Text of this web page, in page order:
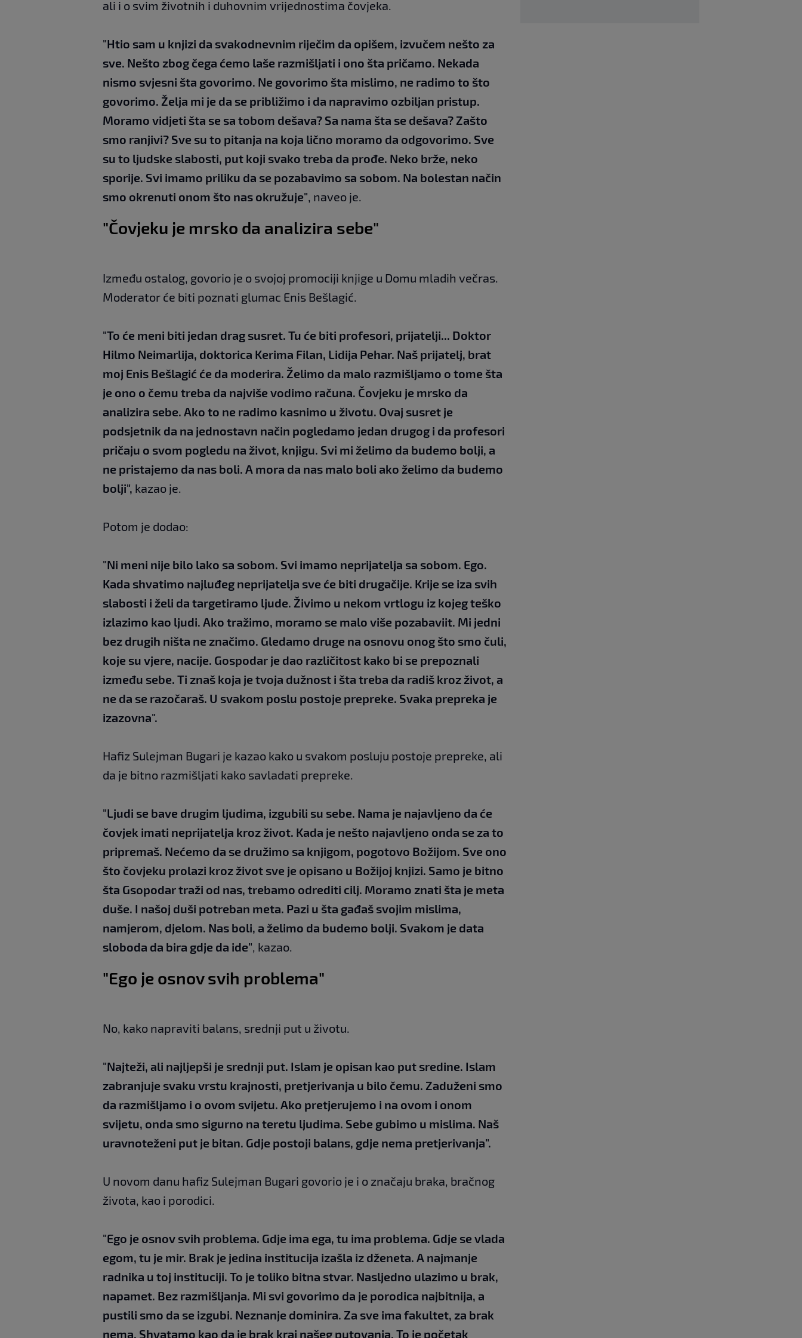
ali i o svim životnih i duhovnim vrijednostima čovjeka.
"Htio sam u knjizi da svakodnevnim riječim da opišem, izvučem nešto za
sve. Nešto zbog čega ćemo laše razmišljati i ono šta pričamo. Nekada
nismo svjesni šta govorimo. Ne govorimo šta mislimo, ne radimo to što
govorimo. Želja mi je da se približimo i da napravimo ozbiljan pristup.
Moramo vidjeti šta se sa tobom dešava? Sa nama šta se dešava? Zašto
smo ranjivi? Sve su to pitanja na koja lično moramo da odgovorimo. Sve
su to ljudske slabosti, put koji svako treba da prođe. Neko brže, neko
sporije. Svi imamo priliku da se pozabavimo sa sobom. Na bolestan način
smo okrenuti onom što nas okružuje", naveo je.
"Čovjeku je mrsko da analizira sebe"
Između ostalog, govorio je o svojoj promociji knjige u Domu mladih večras.
Moderator će biti poznati glumac Enis Bešlagić.
"To će meni biti jedan drag susret. Tu će biti profesori, prijatelji... Doktor
Hilmo Neimarlija, doktorica Kerima Filan, Lidija Pehar. Naš prijatelj, brat
moj Enis Bešlagić će da moderira. Želimo da malo razmišljamo o tome šta
je ono o čemu treba da najviše vodimo računa. Čovjeku je mrsko da
analizira sebe. Ako to ne radimo kasnimo u životu. Ovaj susret je
podsjetnik da na jednostavn način pogledamo jedan drugog i da profesori
pričaju o svom pogledu na život, knjigu. Svi mi želimo da budemo bolji, a
ne pristajemo da nas boli. A mora da nas malo boli ako želimo da budemo
bolji", kazao je.
Potom je dodao:
"Ni meni nije bilo lako sa sobom. Svi imamo neprijatelja sa sobom. Ego.
Kada shvatimo najluđeg neprijatelja sve će biti drugačije. Krije se iza svih
slabosti i želi da targetiramo ljude. Živimo u nekom vrtlogu iz kojeg teško
izlazimo kao ljudi. Ako tražimo, moramo se malo više pozabaviit. Mi jedni
bez drugih ništa ne značimo. Gledamo druge na osnovu onog što smo čuli,
koje su vjere, nacije. Gospodar je dao različitost kako bi se prepoznali
između sebe. Ti znaš koja je tvoja dužnost i šta treba da radiš kroz život, a
ne da se razočaraš. U svakom poslu postoje prepreke. Svaka prepreka je
izazovna".
Hafiz Sulejman Bugari je kazao kako u svakom posluju postoje prepreke, ali
da je bitno razmišljati kako savladati prepreke.
"Ljudi se bave drugim ljudima, izgubili su sebe. Nama je najavljeno da će
čovjek imati neprijatelja kroz život. Kada je nešto najavljeno onda se za to
pripremaš. Nećemo da se družimo sa knjigom, pogotovo Božijom. Sve ono
što čovjeku prolazi kroz život sve je opisano u Božijoj knjizi. Samo je bitno
šta Gsopodar traži od nas, trebamo odrediti cilj. Moramo znati šta je meta
duše. I našoj duši potreban meta. Pazi u šta gađaš svojim mislima,
namjerom, djelom. Nas boli, a želimo da budemo bolji. Svakom je data
sloboda da bira gdje da ide", kazao.
"Ego je osnov svih problema"
No, kako napraviti balans, srednji put u životu.
"Najteži, ali najljepši je srednji put. Islam je opisan kao put sredine. Islam
zabranjuje svaku vrstu krajnosti, pretjerivanja u bilo čemu. Zaduženi smo
da razmišljamo i o ovom svijetu. Ako pretjerujemo i na ovom i onom
svijetu, onda smo sigurno na teretu ljudima. Sebe gubimo u mislima. Naš
uravnoteženi put je bitan. Gdje postoji balans, gdje nema pretjerivanja".
U novom danu hafiz Sulejman Bugari govorio je i o značaju braka, bračnog
života, kao i porodici.
"Ego je osnov svih problema. Gdje ima ega, tu ima problema. Gdje se vlada
egom, tu je mir. Brak je jedina institucija izašla iz dženeta. A najmanje
radnika u toj instituciji. To je toliko bitna stvar. Nasljedno ulazimo u brak,
napamet. Bez razmišljanja. Mi svi govorimo da je porodica najbitnija, a
pustili smo da se izgubi. Neznanje dominira. Za sve ima fakultet, za brak
nema. Shvatamo kao da je brak kraj našeg putovanja. To je početak